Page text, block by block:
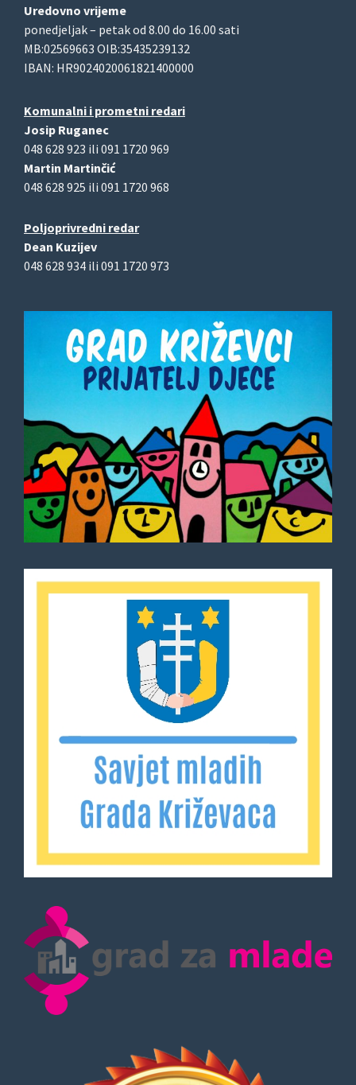
Uredovno vrijeme
ponedjeljak – petak od 8.00 do 16.00 sati
MB:02569663 OIB:35435239132
IBAN: HR9024020061821400000
Komunalni i prometni redari
Josip Ruganec
048 628 923 ili 091 1720 969
Martin Martinčić
048 628 925 ili 091 1720 968
Poljoprivredni redar
Dean Kuzijev
048 628 934 ili 091 1720 973